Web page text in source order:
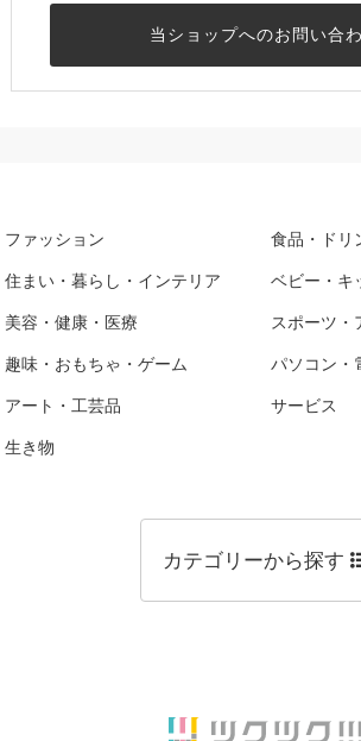
当ショップへのお問い合
ファッション 食品・ドリ
住まい・暮らし・インテリア ベビー・キ
美容・健康・医療 スポーツ・
趣味・おもちゃ・ゲーム パソコン・
アート・工芸品 サービス
生き物
カテゴリーから探す